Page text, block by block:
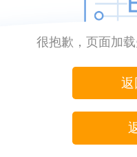
很抱歉，页面加